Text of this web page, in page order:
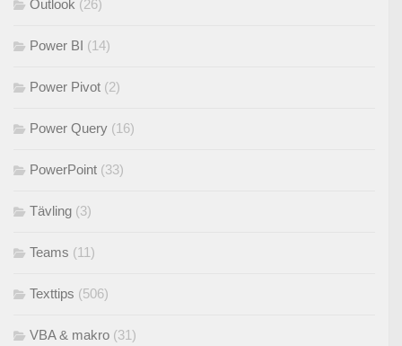
Outlook (26)
Power BI (14)
Power Pivot (2)
Power Query (16)
PowerPoint (33)
Tävling (3)
Teams (11)
Texttips (506)
VBA & makro (31)